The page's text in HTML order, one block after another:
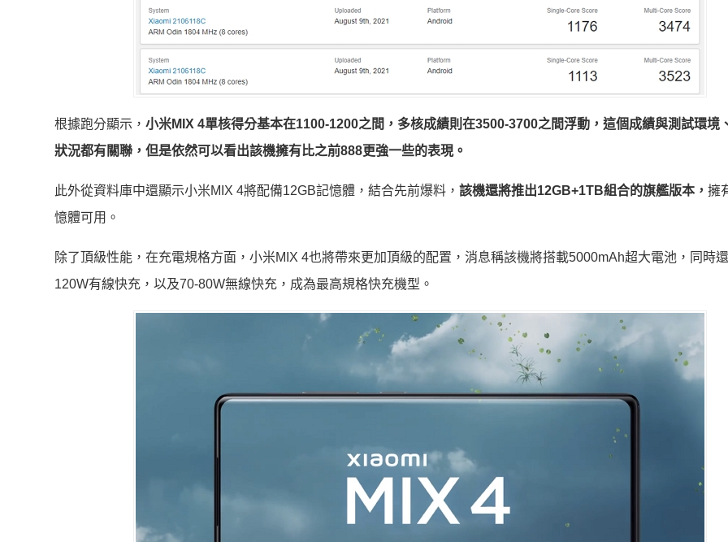
根據跑分顯示， 小米MIX 4單核得分基本在1100-1200之間，多核成績則在3500-3700之間浮動，這個成績與測試環境
狀況都有關聯，但是依然可以看出該機擁有比之前888更強一些的表現。
此外從資料庫中還顯示小米MIX 4將配備12GB記憶體，結合先前爆料， 該機還將推出12GB+1TB組合的旗艦版本， 擁
憶體可用。
除了頂級性能，在充電規格方面，小米MIX 4也將帶來更加頂級的配置，消息稱該機將搭載5000mAh超大電池，同時
120W有線快充，以及70-80W無線快充，成為最高規格快充機型。